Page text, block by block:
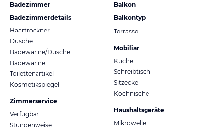
Badezimmer
Badezimmerdetails
Haartrockner
Dusche
Badewanne/Dusche
Badewanne
Toilettenartikel
Kosmetikspiegel
Zimmerservice
Verfügbar
Stundenweise
Balkon
Balkontyp
Terrasse
Mobiliar
Küche
Schreibtisch
Sitzecke
Kochnische
Haushaltsgeräte
Mikrowelle